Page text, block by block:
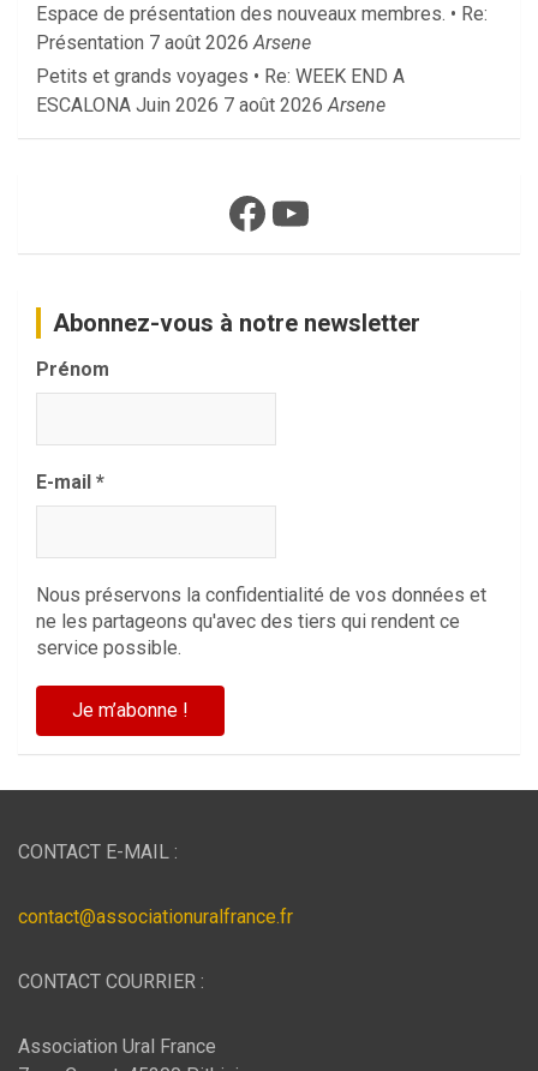
Espace de présentation des nouveaux membres. • Re:
Présentation 7 août 2026 Arsene
Petits et grands voyages • Re: WEEK END A
ESCALONA Juin 2026 7 août 2026 Arsene
Facebook
YouTube
Abonnez-vous à notre newsletter
Prénom
E-mail *
Nous préservons la confidentialité de vos données et
ne les partageons qu'avec des tiers qui rendent ce
service possible.
CONTACT E-MAIL :
contact@associationuralfrance.fr
CONTACT COURRIER :
Association Ural France